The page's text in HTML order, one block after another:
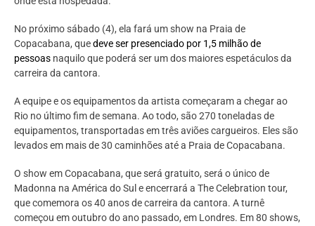
No próximo sábado (4), ela fará um show na Praia de
Copacabana, quedeve ser presenciado por 1,5 milhão de
pessoas naquilo que poderá ser um dos maiores espetáculos da
carreira da cantora.
A equipe e os equipamentos da artista começaram a chegar ao
Rio no último fim de semana. Ao todo, são 270 toneladas de
equipamentos, transportadas em três aviões cargueiros. Eles são
levados em mais de 30 caminhões até a Praia de Copacabana.
O show em Copacabana, que será gratuito, será o único de
Madonna na América do Sul e encerrará a The Celebration tour,
que comemora os 40 anos de carreira da cantora. A turnê
começou em outubro do ano passado, em Londres. Em 80 shows,